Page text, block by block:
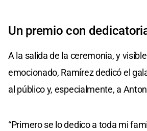
Un premio con
A la salida de la ceremonia, y
emocionado, Ramírez dedicó el
al público y, especialmente, a
“Primero se lo dedico a toda mi